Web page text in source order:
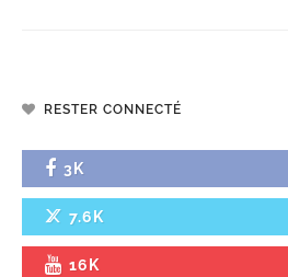
RESTER CONNECTÉ
3K
7.6K
16K